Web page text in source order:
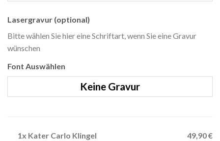
Lasergravur (optional)
Bitte wählen Sie hier eine Schriftart, wenn Sie eine Gravur
wünschen
Font Auswählen
Keine Gravur
1x Kater Carlo Klingel 49,90 €